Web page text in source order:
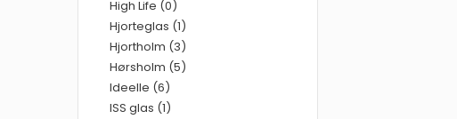
High Life (0)
Hjorteglas (1)
Hjortholm (3)
Hørsholm (5)
Ideelle (6)
ISS glas (1)